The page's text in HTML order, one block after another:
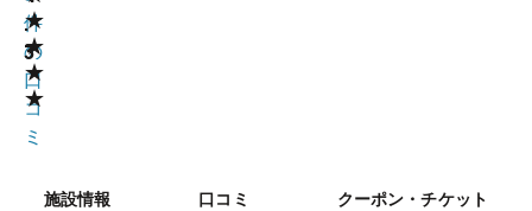
★
★
★
★
.
3
件
の
口
コ
ミ
施設情報 口コミ クーポン・チケット